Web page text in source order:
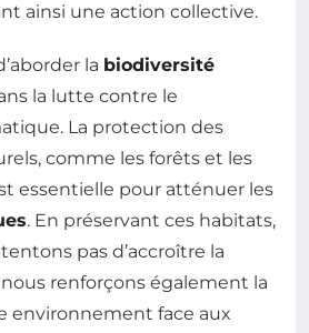
ainsi une action collective.
la biodiversité
la lutte contre le
La protection des
comme les forêts et les
essentielle pour atténuer les
. En préservant ces habitats,
pas d’accroître la
renforçons également la
environnement face aux